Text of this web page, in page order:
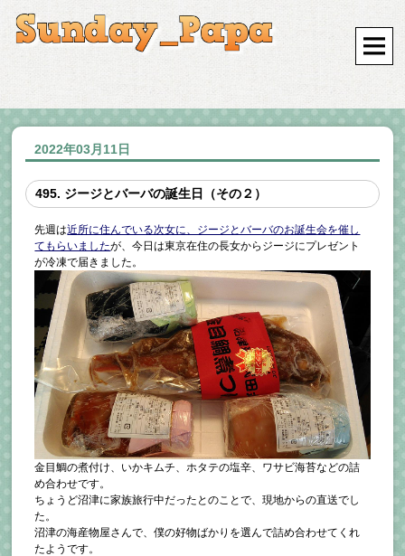
2022年03月11日
495. ジージとバーバの誕生日（その２）
先週は近所に住んでいる次女に、ジージとバーバのお誕生会を催し
てもらいましたが、今日は東京在住の長女からジージにプレゼント
が冷凍で届きました。
金目鯛の煮付け、いかキムチ、ホタテの塩辛、ワサビ海苔などの詰
め合わせです。
ちょうど沼津に家族旅行中だったとのことで、現地からの直送でし
た。
沼津の海産物屋さんで、僕の好物ばかりを選んで詰め合わせてくれ
たようです。